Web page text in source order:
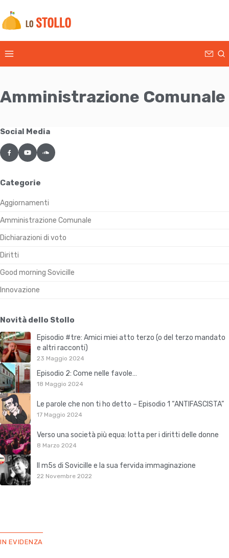
Menu di commutazione
Amministrazione Comunale
IN EVIDENZA
Social Media
Categorie
Aggiornamenti
Amministrazione Comunale
Dichiarazioni di voto
Diritti
Good morning Sovicille
Innovazione
Novità dello Stollo
Episodio #tre: Amici miei atto terzo (o del terzo mandato
e altri racconti)
23 Maggio 2024
Episodio 2: Come nelle favole…
18 Maggio 2024
Le parole che non ti ho detto – Episodio 1 “ANTIFASCISTA”
17 Maggio 2024
Verso una società più equa: lotta per i diritti delle donne
8 Marzo 2024
Il m5s di Sovicille e la sua fervida immaginazione
22 Novembre 2022